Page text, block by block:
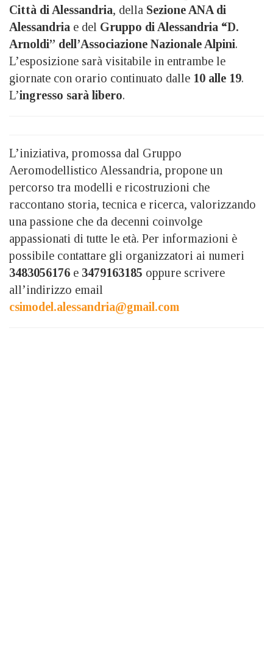
Città di Alessandria, della Sezione ANA di
Alessandria e del Gruppo di Alessandria “D.
Arnoldi” dell’Associazione Nazionale Alpini.
L’esposizione sarà visitabile in entrambe le
giornate con orario continuato dalle 10 alle 19.
L’ingresso sarà libero.
L’iniziativa, promossa dal Gruppo
Aeromodellistico Alessandria, propone un
percorso tra modelli e ricostruzioni che
raccontano storia, tecnica e ricerca, valorizzando
una passione che da decenni coinvolge
appassionati di tutte le età. Per informazioni è
possibile contattare gli organizzatori ai numeri
3483056176 e 3479163185 oppure scrivere
all’indirizzo email
csimodel.alessandria@gmail.com